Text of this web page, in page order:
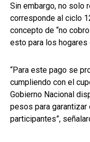
Sin embargo, no solo
corresponde al ciclo
concepto de “no
esto para los hogares
“Para este pago se
cumpliendo con el
Gobierno Nacional
pesos para
participantes”,